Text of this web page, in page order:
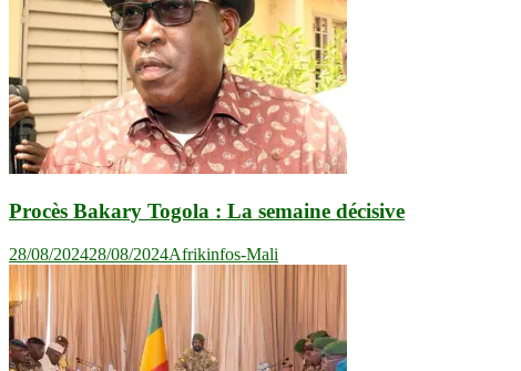
Procès Bakary Togola : La semaine décisive
28/08/202428/08/2024Afrikinfos-Mali